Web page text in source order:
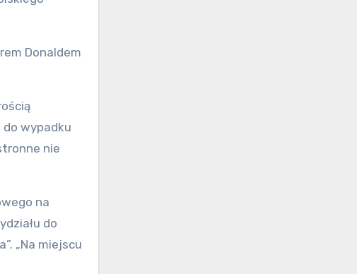
Donaldem
wypadku
nie
na
do
„Na miejscu